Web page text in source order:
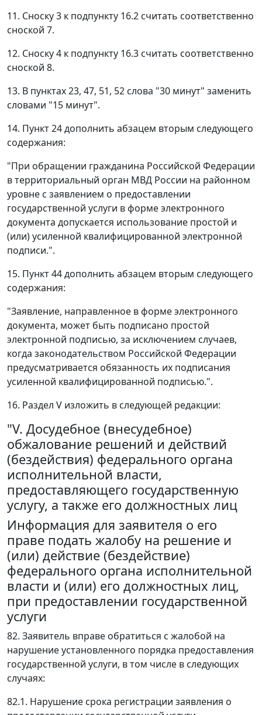
11. Сноску 3 к подпункту 16.2 считать соответственно
сноской 7.
12. Сноску 4 к подпункту 16.3 считать соответственно
сноской 8.
13. В пунктах 23, 47, 51, 52 слова "30 минут" заменить
словами "15 минут".
14. Пункт 24 дополнить абзацем вторым следующего
содержания:
"При обращении гражданина Российской Федерации
в территориальный орган МВД России на районном
уровне с заявлением о предоставлении
государственной услуги в форме электронного
документа допускается использование простой и
(или) усиленной квалифицированной электронной
подписи.".
15. Пункт 44 дополнить абзацем вторым следующего
содержания:
"Заявление, направленное в форме электронного
документа, может быть подписано простой
электронной подписью, за исключением случаев,
когда законодательством Российской Федерации
предусматривается обязанность их подписания
усиленной квалифицированной подписью.".
16. Раздел V изложить в следующей редакции:
"V. Досудебное (внесудебное)
обжалование решений и действий
(бездействия) федерального органа
исполнительной власти,
предоставляющего государственную
услугу, а также его должностных лиц
Информация для заявителя о его
праве подать жалобу на решение и
(или) действие (бездействие)
федерального органа исполнительной
власти и (или) его должностных лиц,
при предоставлении государственной
услуги
82. Заявитель вправе обратиться с жалобой на
нарушение установленного порядка предоставления
государственной услуги, в том числе в следующих
случаях:
82.1. Нарушение срока регистрации заявления о